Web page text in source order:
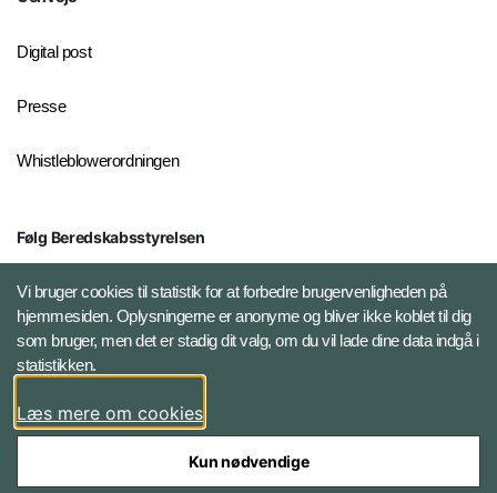
Digital post
Presse
Whistleblowerordningen
Følg Beredskabsstyrelsen
X BRSdk
LinkedIn BRS-profil
Vi bruger cookies til statistik for at forbedre brugervenligheden på
hjemmesiden. Oplysningerne er anonyme og bliver ikke koblet til dig
som bruger, men det er stadig dit valg, om du vil lade dine data indgå i
statistikken.
Læs mere om cookies
Kun nødvendige